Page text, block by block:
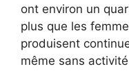
ont environ un
plus que les
produisent
même sans